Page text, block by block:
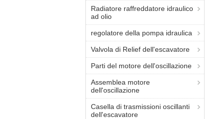
Radiatore raffreddatore idraulico
ad olio
regolatore della pompa idraulica
Valvola di Relief dell'escavatore
Parti del motore dell'oscillazione
Assemblea motore
dell'oscillazione
Casella di trasmissioni oscillanti
dell'escavatore